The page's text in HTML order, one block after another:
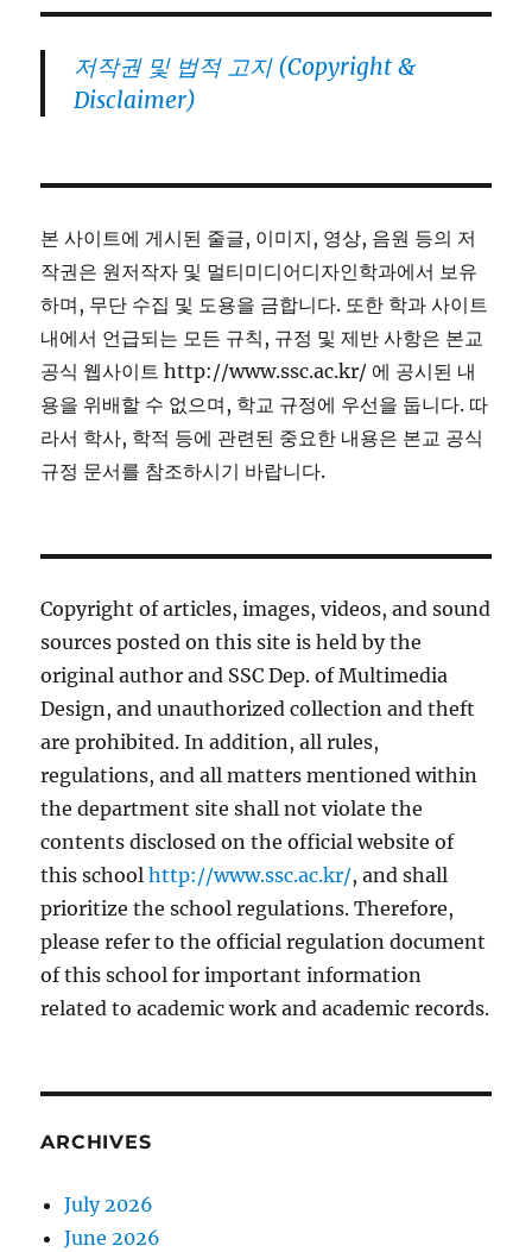
저작권 및 법적 고지 (Copyright &
Disclaimer)
본 사이트에 게시된 줄글, 이미지, 영상, 음원 등의 저
작권은 원저작자 및 멀티미디어디자인학과에서 보유
하며, 무단 수집 및 도용을 금합니다. 또한 학과 사이트
내에서 언급되는 모든 규칙, 규정 및 제반 사항은 본교
공식 웹사이트 http://www.ssc.ac.kr/ 에 공시된 내
용을 위배할 수 없으며, 학교 규정에 우선을 둡니다. 따
라서 학사, 학적 등에 관련된 중요한 내용은 본교 공식
규정 문서를 참조하시기 바랍니다.
Copyright of articles, images, videos, and sound
sources posted on this site is held by the
original author and SSC Dep. of Multimedia
Design, and unauthorized collection and theft
are prohibited. In addition, all rules,
regulations, and all matters mentioned within
the department site shall not violate the
contents disclosed on the official website of
this schoolhttp://www.ssc.ac.kr/, and shall
prioritize the school regulations. Therefore,
please refer to the official regulation document
of this school for important information
related to academic work and academic records.
ARCHIVES
July 2026
June 2026